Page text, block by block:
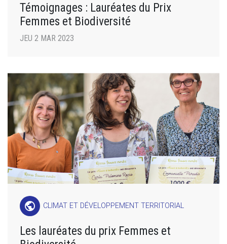
Témoignages : Lauréates du Prix
Femmes et Biodiversité
JEU 2 MAR 2023
public CLIMAT ET DÉVELOPPEMENT TERRITORIAL
Les lauréates du prix Femmes et